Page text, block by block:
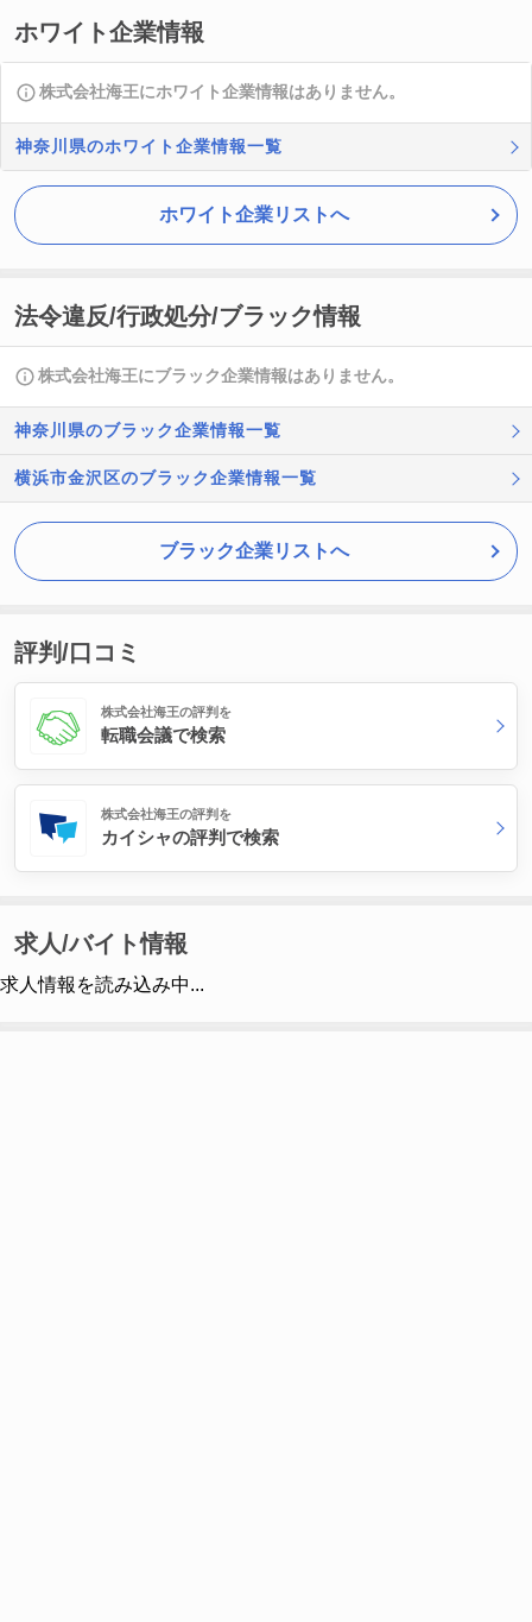
ホワイト企業情報
株式会社海王にホワイト企業情報はありません。
神奈川県のホワイト企業情報一覧
ホワイト企業リストへ
法令違反/行政処分/ブラック情報
株式会社海王にブラック企業情報はありません。
神奈川県のブラック企業情報一覧
横浜市金沢区のブラック企業情報一覧
ブラック企業リストへ
評判/口コミ
株式会社海王の評判を
転職会議で検索
株式会社海王の評判を
カイシャの評判で検索
求人/バイト情報
求人情報を読み込み中...